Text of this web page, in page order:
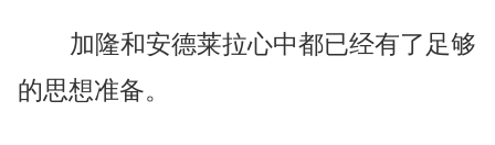
加隆和安德莱拉心中都已经有了足够
的思想准备。